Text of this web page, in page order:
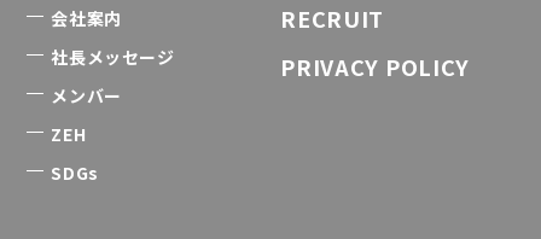
会社案内
社長メッセージ
メンバー
ZEH
SDGs
RECRUIT
PRIVACY POLICY